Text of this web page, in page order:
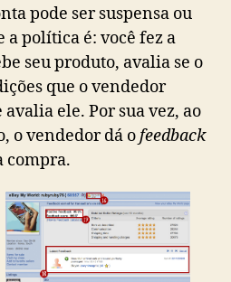
pode ser suspensa ou
política é: você fez a
seu produto, avalia se o
que o vendedor
ele. Por sua vez, ao
o vendedor dá ofeedback
compra.